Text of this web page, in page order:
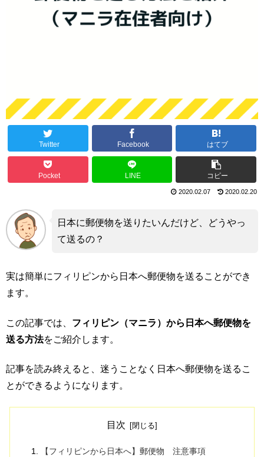
Twitter Facebook はてブ
Pocket LINE コピー
2020.02.20
2020.02.07
日本に郵便物を送りたいんだけど、どうやっ
て送るの？
実は簡単にフィリピンから日本へ郵便物を送ることができ
ます。
この記事では、 フィリピン（マニラ）から日本へ郵便物を
送る方法をご紹介します。
記事を読み終えると、迷うことなく日本へ郵便物を送るこ
とができるようになります。
目次
【フィリピンから日本へ】郵便物 注意事項